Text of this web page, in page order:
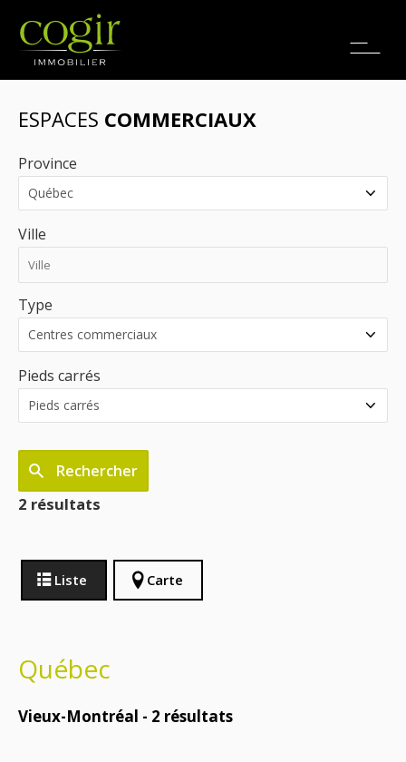
Emplois
ESPACES COMMERCIAUX
Province
Ville
Type
Pieds carrés
Rechercher
2 résultats
Liste Carte
Québec
Vieux-Montréal - 2 résultats